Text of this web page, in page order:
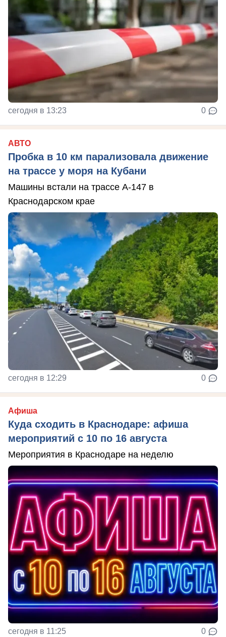
сегодня в 13:23 0
АВТО
Пробка в 10 км парализовала движение
на трассе у моря на Кубани
Машины встали на трассе А-147 в
Краснодарском крае
сегодня в 12:29 0
Афиша
Куда сходить в Краснодаре: афиша
мероприятий с 10 по 16 августа
Мероприятия в Краснодаре на неделю
сегодня в 11:25 0